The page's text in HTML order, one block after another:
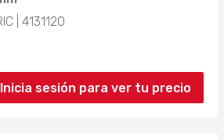
| 4131120
Inicia sesión para ver tu precio